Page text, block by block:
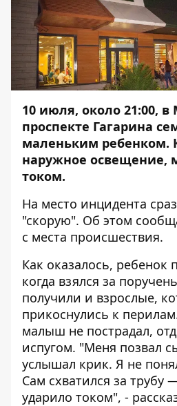
10 июля, около 21:00, в
проспекте Гагарина
маленьким ребенком.
наружное освещение,
током.
На место инцидента
"скорую". Об этом
с места происшествия.
Как оказалось, ребенок
когда взялся за
получили и взрослые,
прикоснулись к
малыш не пострадал,
испугом. "Меня позвал
услышал крик. Я не
Сам схватился за трубу
ударило током", -